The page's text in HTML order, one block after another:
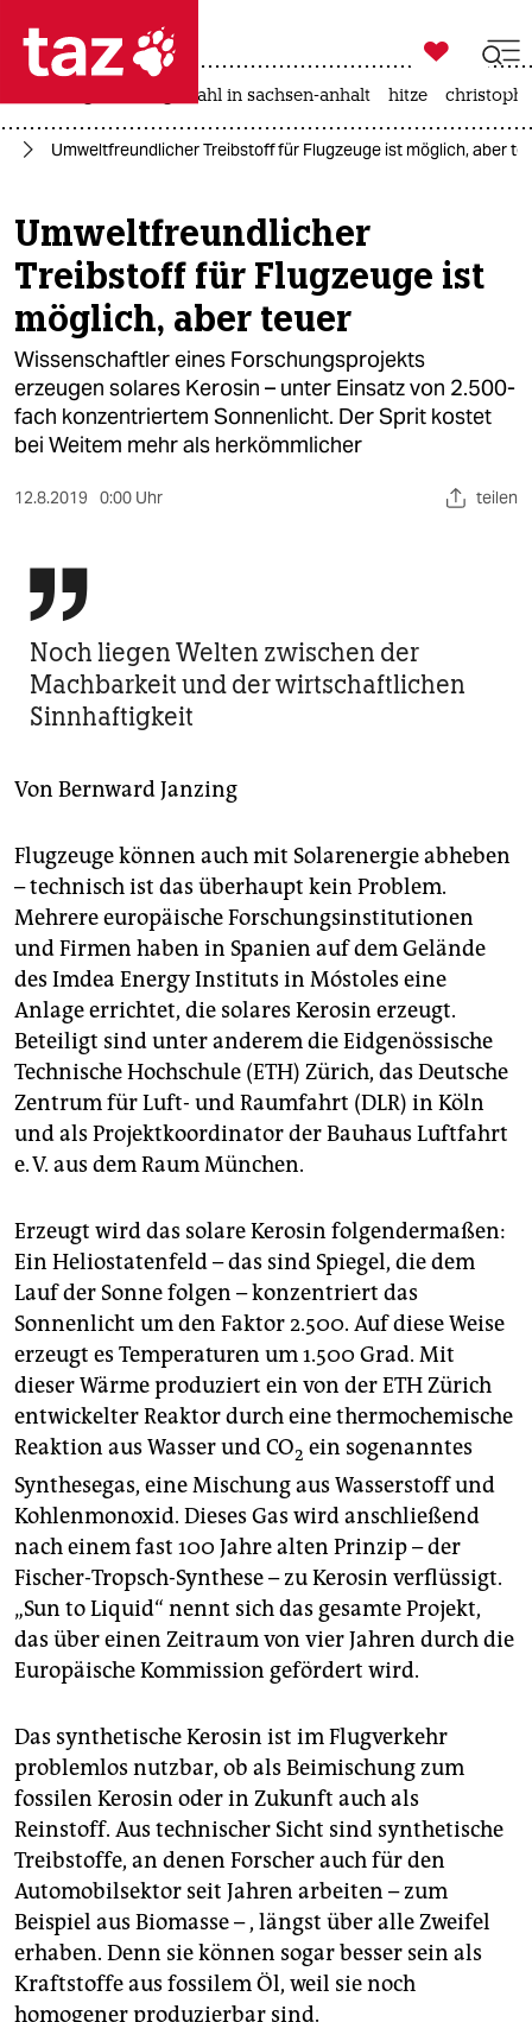
 taz zahl ich
taz zahl ich
themen
politik
öko
gesellschaft
kultur
sport
nord
wahrheit
verlag
veranstaltungen
fragen & hilfe
unterstützen
abo
genossenschaft
epaper login

taz zahl ich
landtagswahl in sachsen-anhalt hitze
Umweltfreundlicher Treibstoff für Flugzeuge ist möglich, aber
Umweltfreundlicher
Treibstoff für Flugzeuge ist
möglich, aber teuer
Wissenschaftler eines Forschungsprojekts
erzeugen solares Kerosin – unter Einsatz von 2.500-
fach konzentriertem Sonnenlicht. Der Sprit kostet
bei Weitem mehr als herkömmlicher
12.8.2019 0:00 Uhr teilen

Noch liegen Welten zwischen der
Machbarkeit und der wirtschaftlichen
Sinnhaftigkeit
Von Bernward Janzing
Flugzeuge können auch mit Solarenergie abheben
– technisch ist das überhaupt kein Problem.
Mehrere europäische Forschungsinstitutionen
und Firmen haben in Spanien auf dem Gelände
des Imdea Energy Instituts in Móstoles eine
Anlage errichtet, die solares Kerosin erzeugt.
Beteiligt sind unter anderem die Eidgenössische
Technische Hochschule (ETH) Zürich, das Deutsche
Zentrum für Luft- und Raumfahrt (DLR) in Köln
und als Projektkoordinator der Bauhaus Luftfahrt
e. V. aus dem Raum München.
Erzeugt wird das solare Kerosin folgendermaßen:
Ein Heliostatenfeld – das sind Spiegel, die dem
Lauf der Sonne folgen – konzentriert das
Sonnenlicht um den Faktor 2.500. Auf diese Weise
erzeugt es Temperaturen um 1.500 Grad. Mit
dieser Wärme produziert ein von der ETH Zürich
entwickelter Reaktor durch eine thermochemische
Reaktion aus Wasser und CO2 ein sogenanntes
Synthesegas, eine Mischung aus Wasserstoff und
Kohlenmonoxid. Dieses Gas wird anschließend
nach einem fast 100 Jahre alten Prinzip – der
Fischer-Tropsch-Synthese – zu Kerosin verflüssigt.
„Sun to Liquid“ nennt sich das gesamte Projekt,
das über einen Zeitraum von vier Jahren durch die
Europäische Kommission gefördert wird.
Das synthetische Kerosin ist im Flugverkehr
problemlos nutzbar, ob als Beimischung zum
fossilen Kerosin oder in Zukunft auch als
Reinstoff. Aus technischer Sicht sind synthetische
Treibstoffe, an denen Forscher auch für den
Automobilsektor seit Jahren arbeiten – zum
Beispiel aus Biomasse – , längst über alle Zweifel
erhaben. Denn sie können sogar besser sein als
Kraftstoffe aus fossilem Öl, weil sie noch
homogener produzierbar sind.